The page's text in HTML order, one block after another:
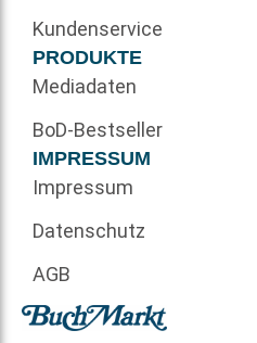
Kundenservice
PRODUKTE
Mediadaten
BoD-Bestseller
IMPRESSUM
Impressum
Datenschutz
AGB